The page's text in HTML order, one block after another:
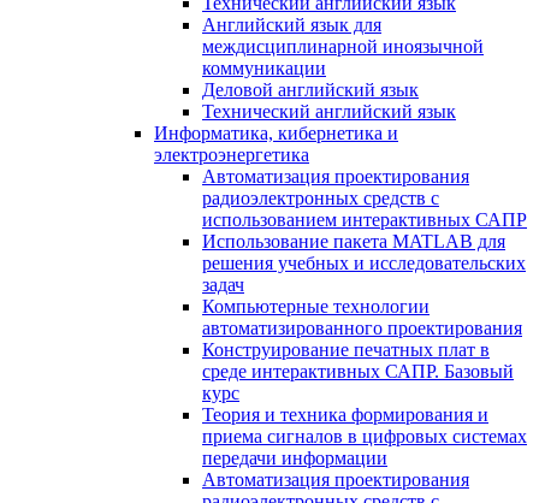
Английский язык для
междисциплинарной иноязычной
коммуникации
Деловой английский язык
Технический английский язык
Информатика, кибернетика и
электроэнергетика
Автоматизация проектирования
радиоэлектронных средств с
использованием интерактивных САПР
Использование пакета MATLAB для
решения учебных и исследовательских
задач
Компьютерные технологии
автоматизированного проектирования
Конструирование печатных плат в
среде интерактивных САПР. Базовый
курс
Теория и техника формирования и
приема сигналов в цифровых системах
передачи информации
Автоматизация проектирования